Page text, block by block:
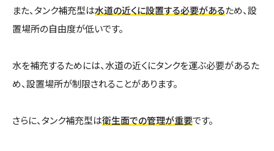
また、タンク補充型は水道の近くに設置する必要があるため、設
置場所の自由度が低いです。
水を補充するためには、水道の近くにタンクを運ぶ必要があるた
め、設置場所が制限されることがあります。
さらに、タンク補充型は衛生面での管理が重要です。